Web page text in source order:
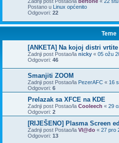
Postano u Linux općenito
Odgovori: 22
Teme
[ANKETA] Na kojoj distri vrtite
Zadnji post Postao/la nicky « 05 ožu
Odgovori: 46
Smanjiti ZOOM
Zadnji post Postao/la PezerAFC « 16
Odgovori: 6
Prelazak sa XFCE na KDE
Zadnji post Postao/la Cooleech « 29
Odgovori: 2
[RIJEŠENO] Plasma Screen
Zadnji post Postao/la Vl@do « 27 pro
Odgovori: 13